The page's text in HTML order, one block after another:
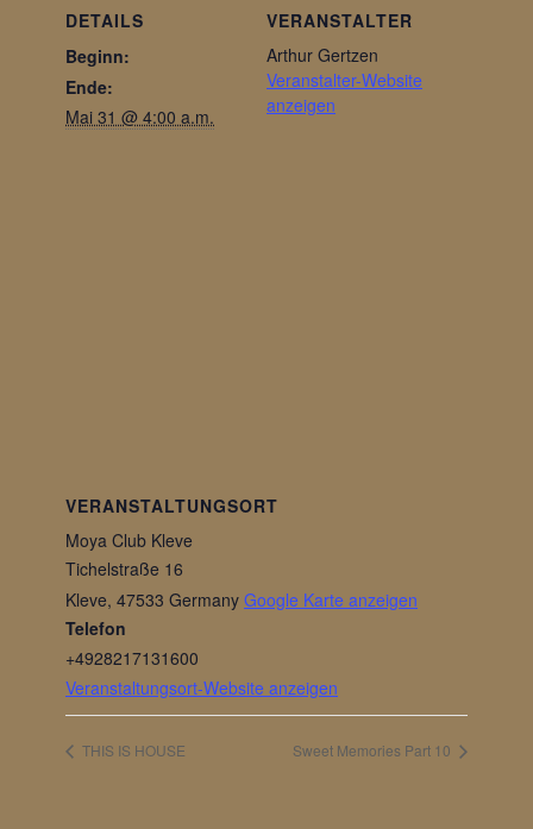
DETAILS
Beginn:
Ende:
Mai 31 @ 4:00 a.m.
VERANSTALTER
Arthur Gertzen
Veranstalter-Website
anzeigen
VERANSTALTUNGSORT
Moya Club Kleve
Tichelstraße 16
Kleve, 47533 Germany Google Karte anzeigen
Telefon
+4928217131600
Veranstaltungsort-Website anzeigen
THIS IS HOUSE Sweet Memories Part 10